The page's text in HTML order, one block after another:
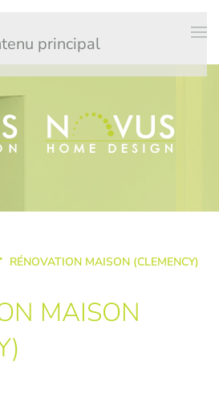
principal
RÉNOVATION MAISON (CLEMENCY)
MAISON